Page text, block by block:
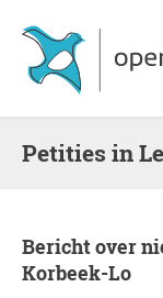
Petities in
Bericht over nieuwe petities in Leuvens
Korbeek-Lo